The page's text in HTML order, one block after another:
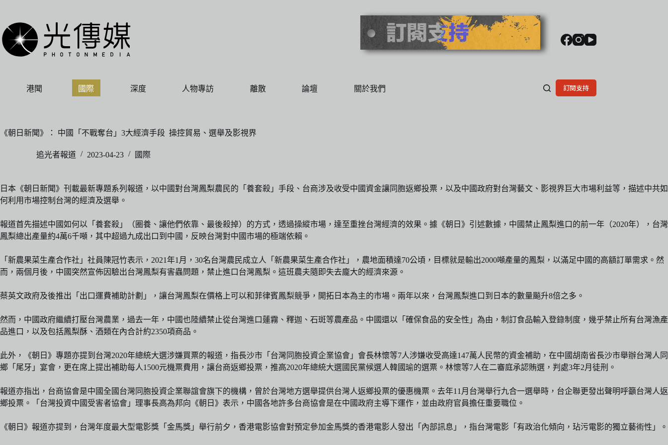
主
要
內
港聞 國際 深度 人物專訪 離散 論壇 關於我們 訂閱支持
《朝日新聞》： 中國「不戰奪台」3大經濟手段 操控貿易、選舉及影視界
追光者報道 2023-04-23 國際
日本《朝日新聞》刊載最新專題系列報道，以中國對台灣鳳梨農民的「養套殺」手段、台商涉及收受中國資金讓同胞返鄉投票，以及中國政府對台灣藝文、影視界巨大市場利益等，描述中共如
何利用市場控制台灣的經濟及選舉。
報道首先描述中國如何以「養套殺」（圈養、讓他們依靠、最後殺掉）的方式，透過操縱市場，達至重挫台灣經濟的效果。據《朝日》引述數據，中國禁止鳳梨進口的前一年（2020年），台灣
鳳梨總出產量約4萬6千噸，其中超過九成出口到中國，反映台灣對中國市場的極端依賴。
「新農果菜生產合作社」社員陳冠竹表示，2021年1月，30名台灣農民成立人「新農果菜生產合作社」，農地面積達70公頃，目標就是輸出2000噸產量的鳳梨，以滿足中國的高額訂單需求。然
而，兩個月後，中國突然宣佈因驗出台灣鳳梨有害蟲問題，禁止進口台灣鳳梨。這班農夫隨即失去龐大的經濟來源。
蔡英文政府及後推出「出口運費補助計劃」，讓台灣鳳梨在價格上可以和菲律賓鳳梨競爭，開拓日本為主的市場。兩年以來，台灣鳳梨進口到日本的數量飈升8倍之多。
然而，中國政府繼續打壓台灣農業，過去一年，中國也陸續禁止從台灣進口蓮霧、釋迦、石斑等農產品。中國還以「確保食品的安全性」為由，制訂食品輸入登錄制度，幾乎禁止所有台灣漁產
品進口，以及包括鳳梨酥、酒類在內合計約2350項商品。
此外，《朝日》專題亦提到台灣2020年總統大選涉嫌買票的報道，指長沙市「台灣同胞投資企業協會」會長林懷等7人涉嫌收受高達147萬人民幣的資金補助，在中國胡南省長沙市舉辦台灣人同
鄉「尾牙」宴會，更在席上提出補助每人1500元機票費用，讓台商返鄉投票，推高2020年總統大選國民黨候選人韓國瑜的選票。林懷等7人在二審庭承認賄選，判處3年2月徒刑。
報道亦指出，台商協會是中國全國台灣同胞投資企業聯誼會旗下的機構，曾於台灣地方選舉提供台灣人返鄉投票的優惠機票。去年11月台灣舉行九合一選舉時，台企聯更發出聲明呼籲台灣人返
鄉投票。「台灣投資中國受害者協會」理事長高為邦向《朝日》表示，中國各地許多台商協會是在中國政府主導下運作，並由政府官員擔任重要職位。
《朝日》報道亦提到，台灣年度最大型電影獎「金馬獎」舉行前夕，香港電影協會對預定參加金馬獎的香港電影人發出「內部訊息」，指台灣電影「有政治化傾向，玷污電影的獨立藝術性」。